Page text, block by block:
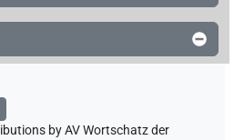
byAV Wortschatz der